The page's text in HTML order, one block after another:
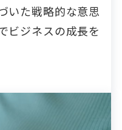
いた戦略的な意思
ビジネスの成長を